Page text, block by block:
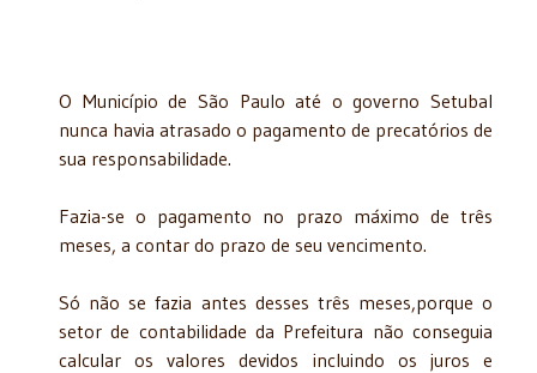
O Município de São Paulo até o governo Setubal
nunca havia atrasado o pagamento de precatórios de
sua responsabilidade.
Fazia-se o pagamento no prazo máximo de três
meses, a contar do prazo de seu vencimento.
Só não se fazia antes desses três meses,porque o
setor de contabilidade da Prefeitura não conseguia
calcular os valores devidos incluindo os juros e